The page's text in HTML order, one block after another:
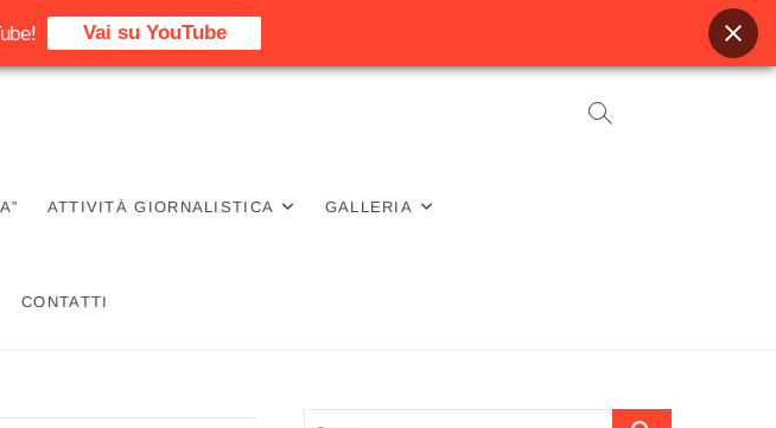
ATTIVITÀ GIORNALISTICA GALLERIA
CONTATTI
Cerca
Vai su YouTube